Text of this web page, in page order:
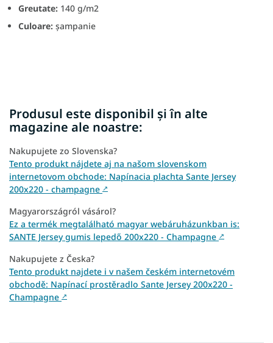
Greutate: 140 g/m2
Culoare: șampanie
Produsul este disponibil și în alte
magazine ale noastre:
Nakupujete zo Slovenska?
Tento produkt nájdete aj na našom slovenskom
internetovom obchode: Napínacia plachta Sante Jersey
200x220 - champagne ↗
Magyarországról vásárol?
Ez a termék megtalálható magyar webáruházunkban is:
SANTE Jersey gumis lepedő 200x220 - Champagne ↗
Nakupujete z Česka?
Tento produkt najdete i v našem českém internetovém
obchodě: Napínací prostěradlo Sante Jersey 200x220 -
Champagne ↗